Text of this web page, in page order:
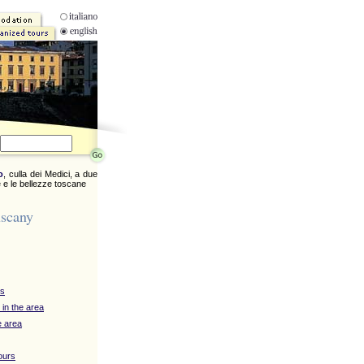
, culla dei Medici, a due
e le bellezze toscane
in the area
area